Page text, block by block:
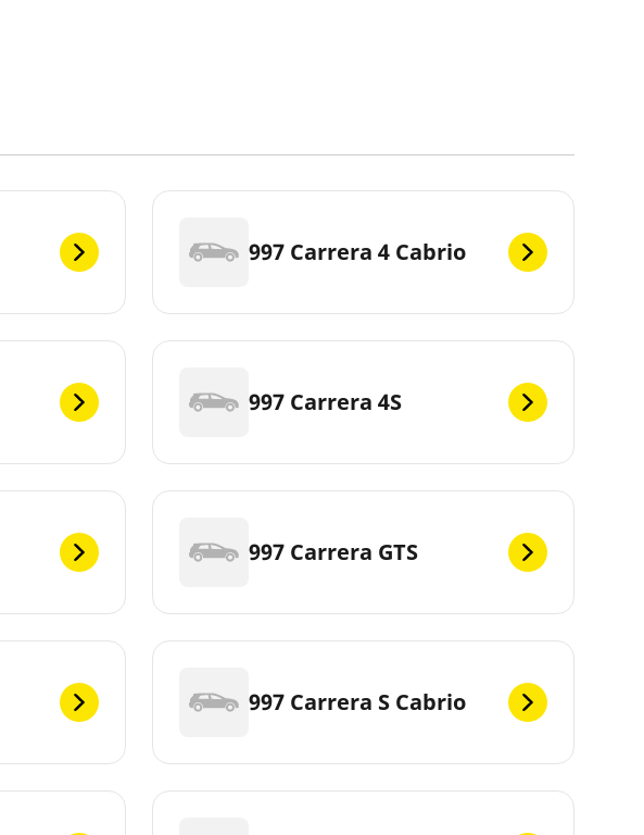
997 Carrera 4 Cabrio
997 Carrera 4S
997 Carrera GTS
997 Carrera S Cabrio